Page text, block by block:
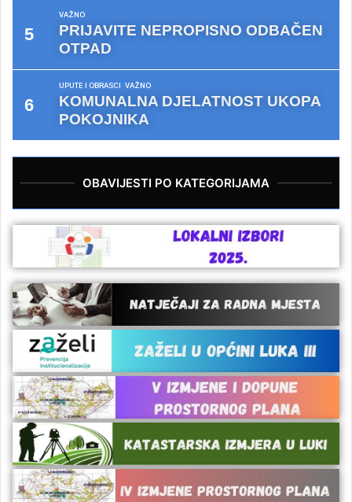
VAŽNO
PRIJAVITE NEPROPISNO ODBAČEN
OTPAD
UPUTE I OBRASCI VAŽNO
KOMUNALNA DJELATNOST UKOPA
POKOJNIKA
OBAVIJESTI PO KATEGORIJAMA